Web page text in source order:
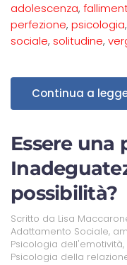
adolescenza,
perfezione, psicologia,
sociale, solitudine,
Continua a
Essere una
possibilità?
Scritto da Lisa
Adattamento Sociale,
Psicologia dell'emotività,
Psicologia della